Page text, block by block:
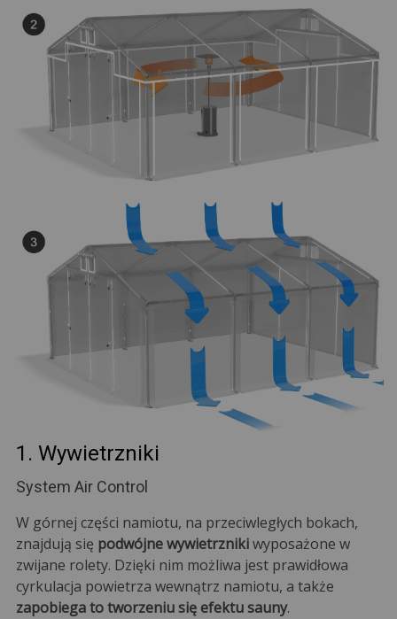
1. Wywietrzniki
System Air Control
W górnej części namiotu, na przeciwległych bokach,
znajdują się podwójne wywietrznikiwyposażone w
zwijane rolety. Dzięki nim możliwa jest prawidłowa
cyrkulacja powietrza wewnątrz namiotu, a także
zapobiega to tworzeniu się efektu sauny.